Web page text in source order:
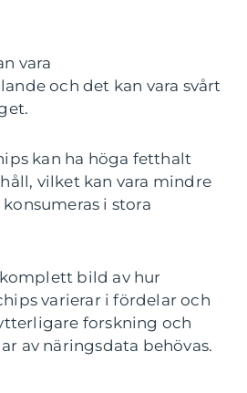
vara
och det kan vara svårt
kan ha höga fetthalt
vilket kan vara mindre
i stora
bild av hur
varierar i fördelar och
forskning och
av näringsdata behövas.